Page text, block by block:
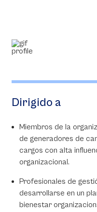
Dirigido a
Miembros de la
de generadores de
cargos con alta
organizacional.
Profesionales de
desarrollarse en un
bienestar